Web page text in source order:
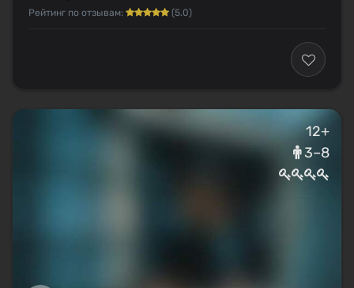
Рейтинг по отзывам: (5.0)
12+
3–8